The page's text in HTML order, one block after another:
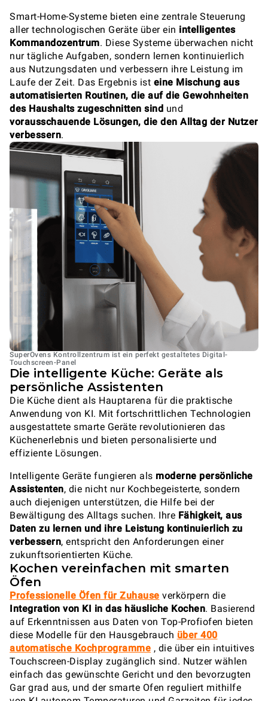
Smart-Home-Systeme bieten eine zentrale Steuerung
aller technologischen Geräte über ein intelligentes
Kommandozentrum. Diese Systeme überwachen nicht
nur tägliche Aufgaben, sondern lernen kontinuierlich
aus Nutzungsdaten und verbessern ihre Leistung im
Laufe der Zeit. Das Ergebnis ist eine Mischung aus
automatisierten Routinen, die auf die Gewohnheiten
des Haushalts zugeschnitten sind und
vorausschauende Lösungen, die den Alltag der Nutzer
verbessern.
SuperOvens Kontrollzentrum ist ein perfekt gestaltetes Digital-
Touchscreen-Panel
Die intelligente Küche: Geräte als
persönliche Assistenten
Die Küche dient als Hauptarena für die praktische
Anwendung von KI. Mit fortschrittlichen Technologien
ausgestattete smarte Geräte revolutionieren das
Küchenerlebnis und bieten personalisierte und
effiziente Lösungen.
Intelligente Geräte fungieren als moderne persönliche
Assistenten, die nicht nur Kochbegeisterte, sondern
auch diejenigen unterstützen, die Hilfe bei der
Bewältigung des Alltags suchen. Ihre Fähigkeit, aus
Daten zu lernen und ihre Leistung kontinuierlich zu
verbessern, entspricht den Anforderungen einer
zukunftsorientierten Küche.
Kochen vereinfachen mit smarten
Öfen
Professionelle Öfen für Zuhause verkörpern die
Integration von KI in das häusliche Kochen. Basierend
auf Erkenntnissen aus Daten von Top-Profiofen bieten
diese Modelle für den Hausgebrauch über 400
automatische Kochprogramme , die über ein intuitives
Touchscreen-Display zugänglich sind. Nutzer wählen
einfach das gewünschte Gericht und den bevorzugten
Gar grad aus, und der smarte Ofen reguliert mithilfe